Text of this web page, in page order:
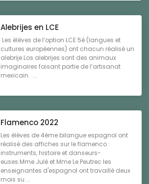
Alebrijes en LCE
Les élèves de l’option LCE 5è (langues et
cultures européennes) ont chacun réalisé un
alebrije.Los alebrijes sont des animaux
imaginaires faisant partie de l’artisanat
mexicain. ...
Flamenco 2022
Les élèves de 4ème bilangue espagnol ont
réalisé des affiches sur le flamenco :
instruments, histoire et danseurs-
euses.Mme Julé et Mme Le Peutrec les
enseignantes d'espagnol ont travaillé deux
mois su ...